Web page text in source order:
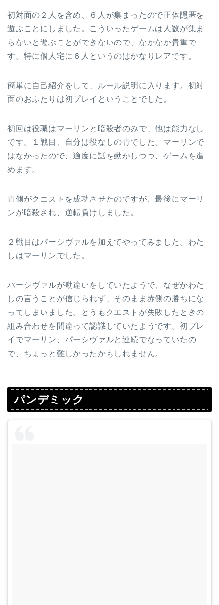
初対面の２人を含め、６人が集まったので正体隠匿を
遊ぶことにしました。こういったゲームは人数が集ま
らないと遊ぶことができないので、なかなか貴重で
す。特に個人宅に６人というのはかなりレアです。
簡単に自己紹介をして、ルール説明に入ります。初対
面のおふたりは初プレイということでした。
初回は役職はマーリンと暗殺者のみで、他は能力なし
です。１戦目、自分は役なしの青でした。マーリンで
はなかったので、適度に話を動かしつつ、ゲームを進
めます。
青側がクエストを成功させたのですが、最後にマーリ
ンが暗殺され、逆転負けしました。
２戦目はパーシヴァルを加えてやってみました。わた
しはマーリンでした。
パーシヴァルが勘違いをしていたようで、なぜかわた
しの言うことが信じられず、そのまま赤側の勝ちにな
ってしまいました。どうもクエストが失敗したときの
組み合わせを間違って認識していたようです。初プレ
イでマーリン、パーシヴァルと連続でなっていたの
で、ちょっと難しかったかもしれません。
パンデミック